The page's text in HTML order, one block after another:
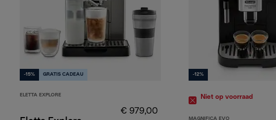
-15% GRATIS CADEAU
ELETTA EXPLORE
€ 979,00
-12%
Niet op voorraad
MAGNIFICA EVO